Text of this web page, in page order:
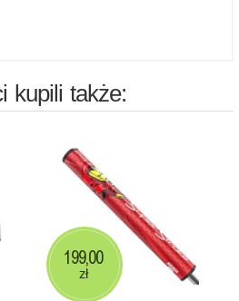
kupili także:
199,00
zł